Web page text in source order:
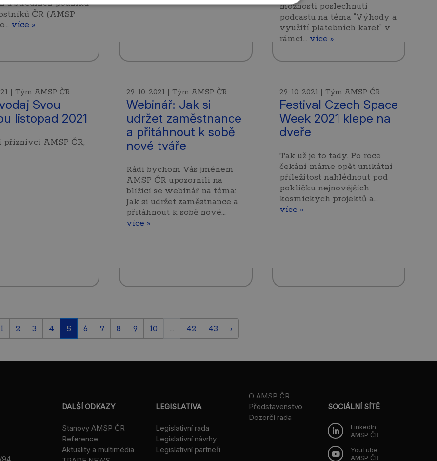
a středních podniků
ČR (AMSP
více »
možnosti poslechnutí
podcastu na téma “Výhody a
využití platebních karet“ v
rámci… více »
| Tým AMSP ČR
Svou
listopad 2021
příznivci AMSP ČR,
29. 10. 2021 | Tým AMSP ČR
Webinář: Jak si
udržet zaměstnance
a přitáhnout k sobě
nové tváře
Rádi bychom Vás jménem
AMSP ČR upozornili na
blížící se webinář na téma:
Jak si udržet zaměstnance a
přitáhnout k sobě nové…
více »
29. 10. 2021 | Tým AMSP ČR
Festival Czech Space
Week 2021 klepe na
dveře
Tak už je to tady. Po roce
čekání máme opět unikátní
příležitost nahlédnout pod
pokličku nejnovějších
kosmických projektů a…
více »
1 2 3 4 5 6 7 8 9 10 ... 42 43 ›
94
DALŠÍ ODKAZY
Stanovy AMSP ČR
Reference
Aktuality a multimédia
LEGISLATIVA
Legislativní rada
Legislativní návrhy
Legislativní partneři
O AMSP ČR
Představenstvo
Dozorčí rada
SOCIÁLNÍ SÍTĚ
LinkedIn
AMSP ČR
YouTube
AMSP ČR